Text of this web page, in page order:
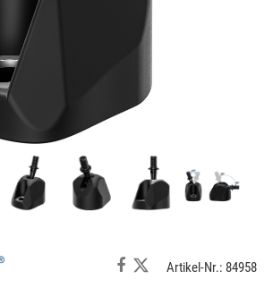
Artikel-Nr.: 84958